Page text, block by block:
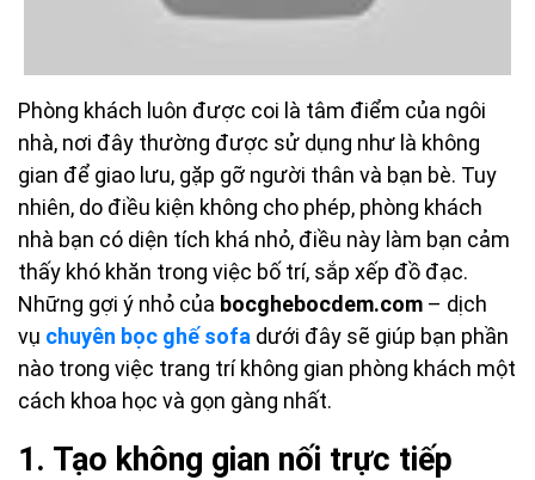
Phòng khách luôn được coi là tâm điểm của ngôi
nhà, nơi đây thường được sử dụng như là không
gian để giao lưu, gặp gỡ người thân và bạn bè. Tuy
nhiên, do điều kiện không cho phép, phòng khách
nhà bạn có diện tích khá nhỏ, điều này làm bạn cảm
thấy khó khăn trong việc bố trí, sắp xếp đồ đạc.
Những gợi ý nhỏ của bocghebocdem.com – dịch
vụ chuyên bọc ghế sofa dưới đây sẽ giúp bạn phần
nào trong việc trang trí không gian phòng khách một
cách khoa học và gọn gàng nhất.
1. Tạo không gian nối trực tiếp